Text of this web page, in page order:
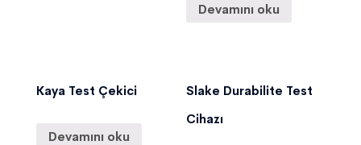
Devamını oku
Kaya Test Çekici
Devamını oku
Slake Durabilite Test
Cihazı